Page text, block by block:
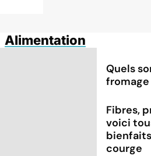
Alimentation
Quels
Fibres,
voici
courge